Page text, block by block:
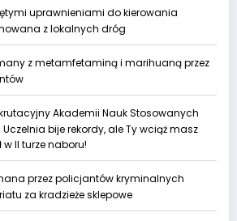
uprawnieniami do kierowania
z lokalnych dróg
z metamfetaminą i marihuaną przez
Akademii Nauk Stosowanych
bije rekordy, ale Ty wciąż masz
w II turze naboru!
przez policjantów kryminalnych
za kradzieże sklepowe